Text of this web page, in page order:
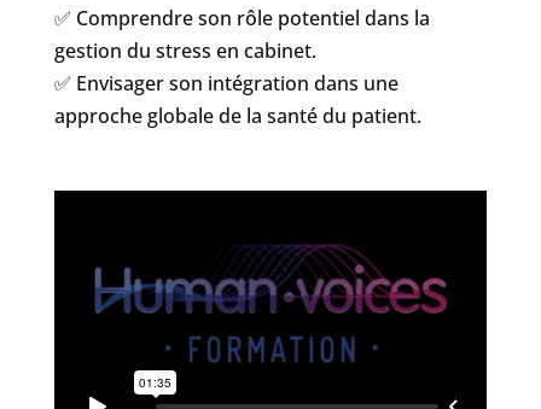
✅ Comprendre son rôle potentiel dans la
gestion du stress en cabinet.
✅ Envisager son intégration dans une
approche globale de la santé du patient.